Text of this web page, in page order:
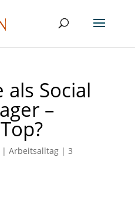
Social
–
| Arbeitsalltag| 3